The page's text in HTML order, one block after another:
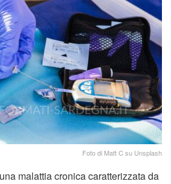
Foto di Matt C su Unsplash
malattia cronica caratterizzata da